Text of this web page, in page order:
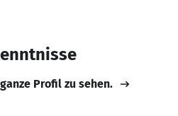
Profil zu sehen.